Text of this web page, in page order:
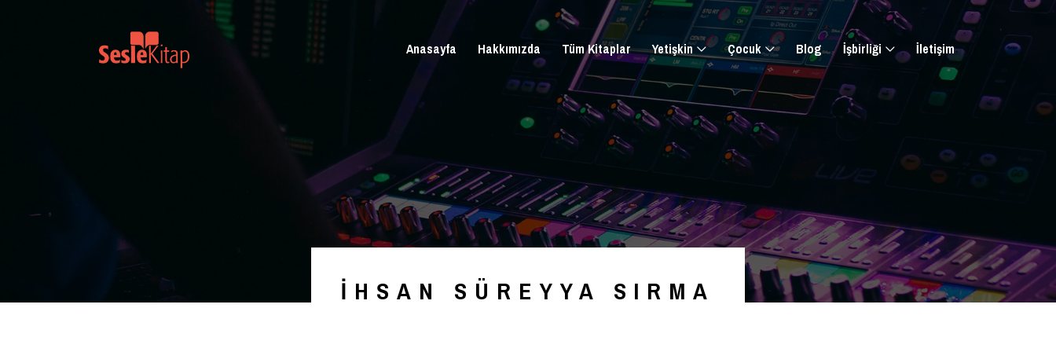
Anasayfa Hakkımızda Tüm Kitaplar Yetişkin Çocuk Blog İşbirliği İletişim
İHSAN SÜREYYA SIRMA